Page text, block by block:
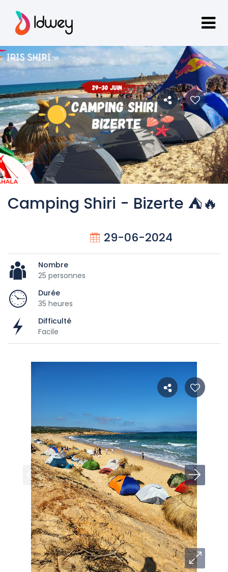
Camping Shiri - Bizerte ⛺🔥
29-06-2024
Nombre
25 personnes
Durée
35 heures
Difficulté
Facile